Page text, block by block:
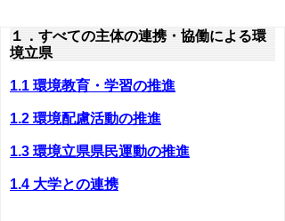
１．すべての主体の連携・協働による環
境立県
1.1 環境教育・学習の推進
1.2 環境配慮活動の推進
1.3 環境立県県民運動の推進
1.4 大学との連携